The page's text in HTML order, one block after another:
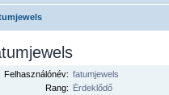
Felhasználónév: fatumjewels
Rang: Érdeklődő